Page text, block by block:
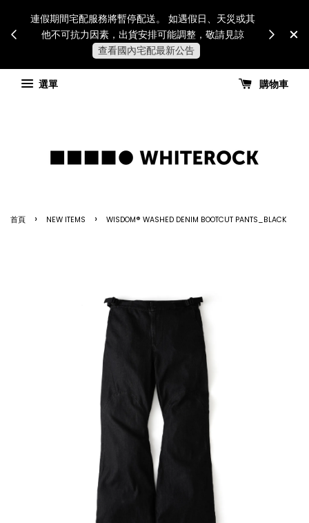
連假期間宅配服務將暫停配送。 如遇假日、天災或其
他不可抗力因素，出貨安排可能調整，敬請見諒
查看國內宅配最新公告
for all
國
選單
購物車
首頁 › NEW ITEMS › WISDOM® WASHED DENIM BOOTCUT PANTS_BLACK